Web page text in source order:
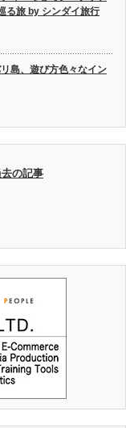
る旅 by シンダイ旅行
島、遊び方色々なイン
の記事